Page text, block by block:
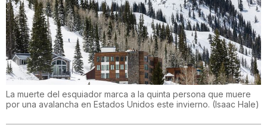
La muerte del esquiador marca a la quinta persona que muere
por una avalancha en Estados Unidos este invierno. (Isaac Hale)